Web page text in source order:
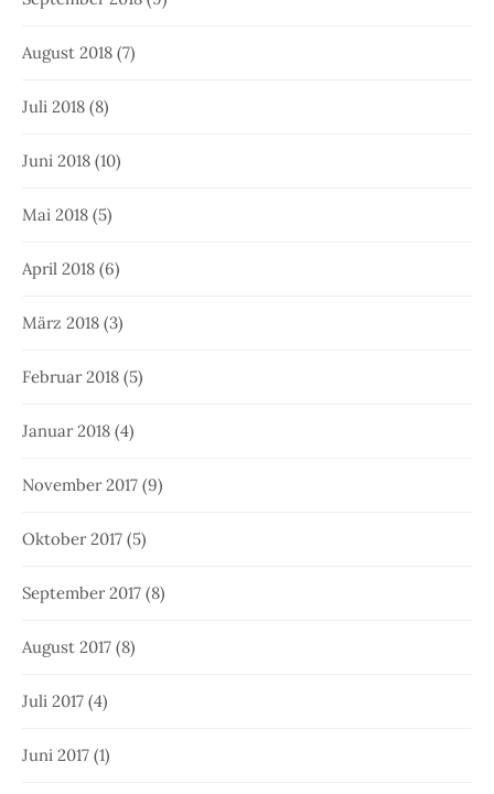
August 2018 (7)
Juli 2018 (8)
Juni 2018 (10)
Mai 2018 (5)
April 2018 (6)
März 2018 (3)
Februar 2018 (5)
Januar 2018 (4)
November 2017 (9)
Oktober 2017 (5)
September 2017 (8)
August 2017 (8)
Juli 2017 (4)
Juni 2017 (1)